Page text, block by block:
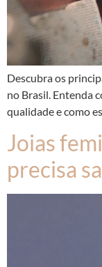
Descubra os
no Brasil. Entenda
qualidade e como
Joias
precisa